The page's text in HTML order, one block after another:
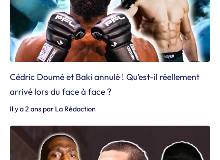
Cédric Doumé et Baki annulé ! Qu’est-il réellement
arrivé lors du face à face ?
Il y a 2 ans par La Rédaction